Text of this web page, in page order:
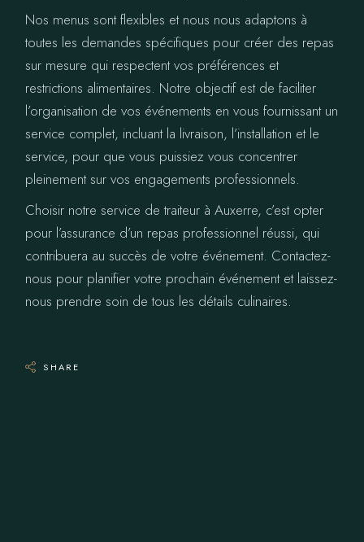
Nos menus sont flexibles et nous nous adaptons à
toutes les demandes spécifiques pour créer des repas
sur mesure qui respectent vos préférences et
restrictions alimentaires. Notre objectif est de faciliter
l’organisation de vos événements en vous fournissant un
service complet, incluant la livraison, l’installation et le
service, pour que vous puissiez vous concentrer
pleinement sur vos engagements professionnels.
Choisir notre service de traiteur à Auxerre, c’est opter
pour l’assurance d’un repas professionnel réussi, qui
contribuera au succès de votre événement. Contactez-
nous pour planifier votre prochain événement et laissez-
nous prendre soin de tous les détails culinaires.
SHARE